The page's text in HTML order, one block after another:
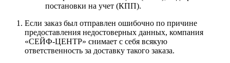
постановки на учет (КПП).
Если заказ был отправлен ошибочно по причине
предоставления недостоверных данных, компания
«СЕЙФ-ЦЕНТР» снимает с себя всякую
ответственность за доставку такого заказа.